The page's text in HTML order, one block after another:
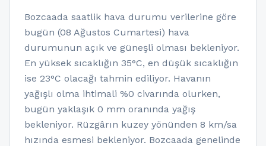
Bozcaada saatlik hava durumu verilerine göre
bugün (08 Ağustos Cumartesi) hava
durumunun açık ve güneşli olması bekleniyor.
En yüksek sıcaklığın 35°C, en düşük sıcaklığın
ise 23°C olacağı tahmin ediliyor. Havanın
yağışlı olma ihtimali %0 civarında olurken,
bugün yaklaşık 0 mm oranında yağış
bekleniyor. Rüzgârın kuzey yönünden 8 km/sa
hızında esmesi bekleniyor. Bozcaada genelinde